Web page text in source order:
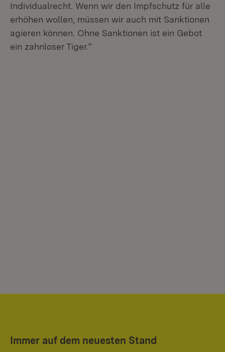
Individualrecht. Wenn wir den Impfschutz für alle
erhöhen wollen, müssen wir auch mit Sanktionen
agieren können. Ohne Sanktionen ist ein Gebot
ein zahnloser Tiger.“
Immer auf dem neuesten Stand